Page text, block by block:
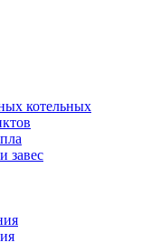
котельных
завес